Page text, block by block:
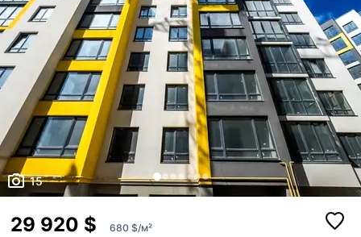
15
29 920 $ 680 $/м²